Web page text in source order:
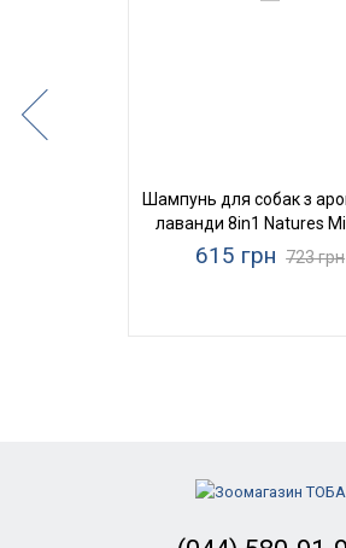
Шампунь для собак з
лаванди 8in1 Natures
615 грн 723 грн